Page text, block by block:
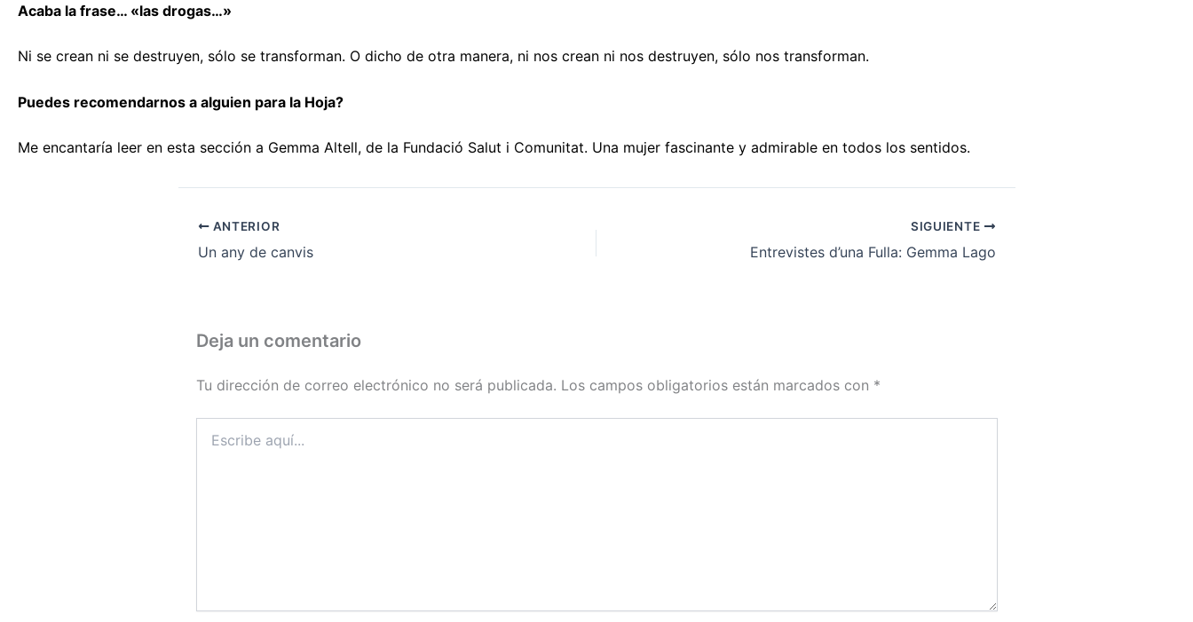
Acaba la frase… «las drogas…»
Ni se crean ni se destruyen, sólo se transforman. O dicho de otra manera, ni nos crean ni nos destruyen, sólo nos transforman.
Puedes recomendarnos a alguien para la Hoja?
Me encantaría leer en esta sección a Gemma Altell, de la Fundació Salut i Comunitat. Una mujer fascinante y admirable en todos los sentidos.
ANTERIOR
Un any de canvis
SIGUIENTE
Entrevistes d’una Fulla: Gemma Lago
Deja un comentario
Tu dirección de correo electrónico no será publicada. Los campos obligatorios están marcados con *
aquí...